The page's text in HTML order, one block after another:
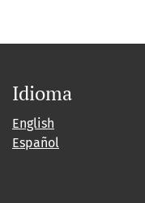
Idioma
English
Español